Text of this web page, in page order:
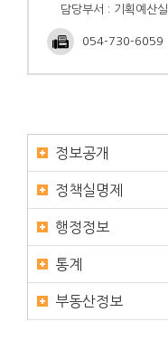
담당부서 : 기획예산실
054-730-6059
정보공개
정책실명제
행정정보
통계
부동산정보